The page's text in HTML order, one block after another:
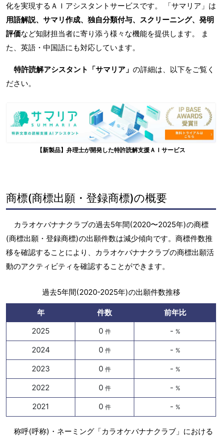
化を実現するＡＩアシスタントサービスです。 「サマリア」は
用語解説、サマリ作成、独自分類付与、スクリーニング、発明
評価など知財担当者に寄り添う様々な機能を提供します。 ま
た、英語・中国語にも対応しています。
特許読解アシスタント「サマリア」 の詳細は、以下をご覧く
ださい。
【新製品】弁理士が開発した特許読解支援ＡＩサービス
商標(商標出願・登録商標)の概要
カラオケバナナクラブの過去5年間(2020〜2025年)の商標
(商標出願・登録商標)の出願件数は減少傾向です。商標件数推
移を確認することにより、カラオケバナナクラブの商標出願活
動のアクティビティを確認することができます。
過去5年間(2020-2025年)の出願件数推移
年 件数
前年比
2025
0 件 - %
2024 0 件 - %
2023 0 件 - %
2022 0 件 - %
2021 0 件 - %
称呼(呼称)・ネーミング「カラオケバナナクラブ」における